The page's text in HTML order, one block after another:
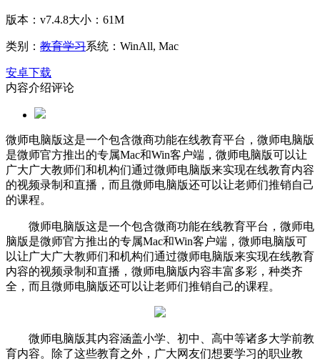
版本：v7.4.8大小：61M
类别： 教育学习系统：WinAll, Mac
安卓下载
内容介绍评论
微师电脑版这是一个包含微商功能在线教育平台，微师电脑版
是微师官方推出的专属Mac和Win客户端，微师电脑版可以让
广大广大教师们和机构们通过微师电脑版来实现在线教育内容
的视频录制和直播，而且微师电脑版还可以让老师们推销自己
的课程。
微师电脑版这是一个包含微商功能在线教育平台，微师电
脑版是微师官方推出的专属Mac和Win客户端，微师电脑版可
以让广大广大教师们和机构们通过微师电脑版来实现在线教育
内容的视频录制和直播，微师电脑版内容丰富多彩，种类齐
全，而且微师电脑版还可以让老师们推销自己的课程。
微师电脑版其内容涵盖小学、初中、高中等诸多大学前教
育内容。除了这些教育之外，广大网友们想要学习的职业教